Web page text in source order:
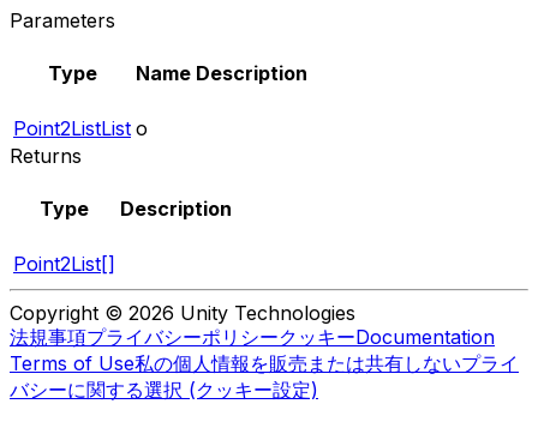
Parameters
Type Name Description
Point2ListList o
Returns
Type Description
Point2List[]
Copyright © 2026 Unity Technologies
法規事項プライバシーポリシークッキーDocumentation
Terms of Use私の個人情報を販売または共有しないプライ
バシーに関する選択 (クッキー設定)